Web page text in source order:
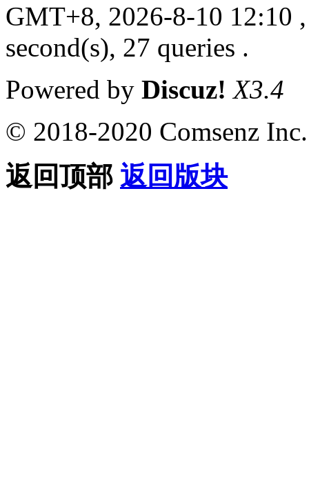
GMT+8, 2026-8-10 12:10
second(s), 27 queries .
Powered by Discuz! X3.4
© 2018-2020 Comsenz Inc.
返回顶部 返回版块